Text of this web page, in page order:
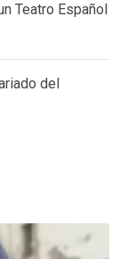
Teatro Español
del